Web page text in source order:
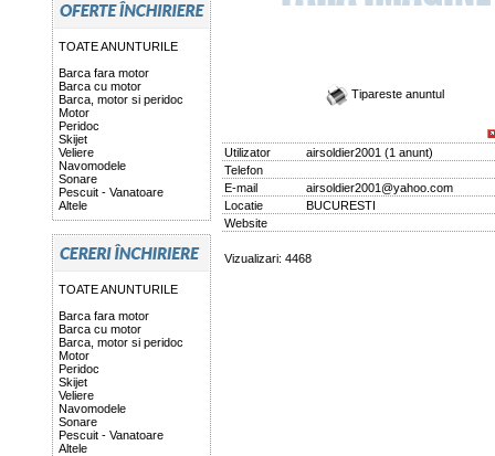
TOATE ANUNTURILE
Barca fara motor
Barca cu motor
Barca, motor si peridoc
Motor
Peridoc
Skijet
Veliere
Navomodele
Sonare
Pescuit - Vanatoare
Altele
TOATE ANUNTURILE
Barca fara motor
Barca cu motor
Barca, motor si peridoc
Motor
Peridoc
Skijet
Veliere
Navomodele
Sonare
Pescuit - Vanatoare
Altele
Tipareste anuntul
Utilizator airsoldier2001 (1 anunt)
Telefon
E-mail
airsoldier2001@yahoo.com
Locatie
BUCURESTI
Website
Vizualizari: 4468